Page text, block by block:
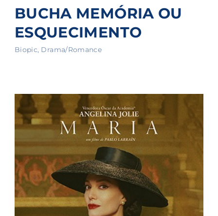
BUCHA MEMÓRIA OU
ESQUECIMENTO
Biopic Drama/Romance